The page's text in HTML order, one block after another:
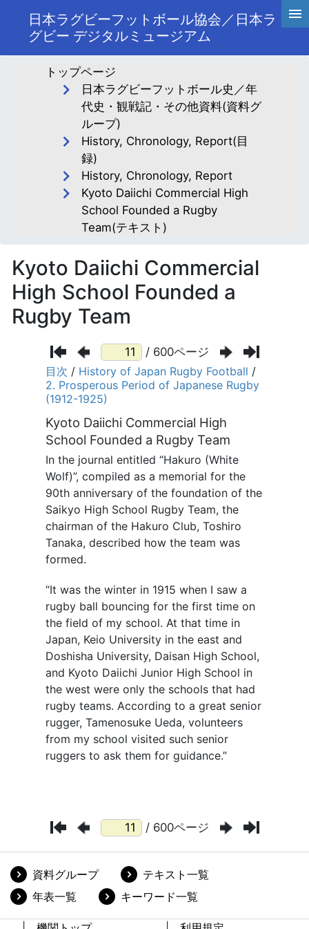
日本ラグビーフットボール協会／日本ラ
グビー デジタルミュージアム
トップページ
日本ラグビーフットボール史／年
代史・観戦記・その他資料(資料グ
ループ)
History, Chronology, Report(目
録)
History, Chronology, Report
Kyoto Daiichi Commercial High
School Founded a Rugby
Team(テキスト)
Kyoto Daiichi Commercial
High School Founded a
Rugby Team
/ 600ページ
/ 600ページ
資料グループ
テキスト一覧
年表一覧
キーワード一覧